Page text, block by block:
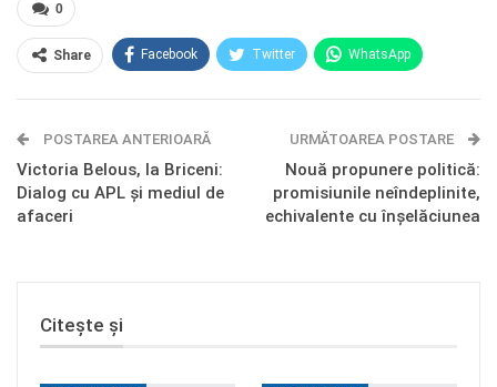
0
Share Facebook Twitter WhatsApp
Telegram OK.ru
POSTAREA ANTERIOARĂ
Victoria Belous, la Briceni:
Dialog cu APL și mediul de
afaceri
URMĂTOAREA POSTARE
Nouă propunere politică:
promisiunile neîndeplinite,
echivalente cu înșelăciunea
Citește și